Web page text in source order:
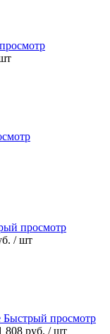
просмотр
/ шт
Быстрый просмотр
808 руб. / шт